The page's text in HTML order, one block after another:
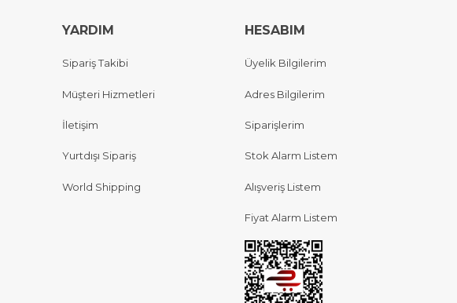
YARDIM
Sipariş Takibi
Müşteri Hizmetleri
İletişim
Yurtdışı Sipariş
World Shipping
HESABIM
Üyelik Bilgilerim
Adres Bilgilerim
Siparişlerim
Stok Alarm Listem
Alışveriş Listem
Fiyat Alarm Listem